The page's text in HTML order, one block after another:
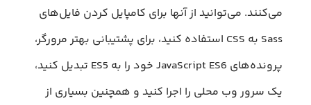
می‌کنند. می‌توانید از آنها برای کامپایل کردن فایل‌های
Sass به CSS استفاده کنید، برای پشتیبانی بهتر مرورگر،
پرونده‌های JavaScript ES6 خود را به ES5 تبدیل کنید،
یک سرور وب محلی را اجرا کنید و همچنین بسیاری از